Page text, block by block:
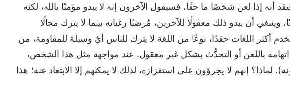
أنه إذا لعن شخصًا ما حقًا، فسيقول الآخرون إنه لا يبدو مؤمنًا بالله، لكنه
أن يبدو ذلك معقولًا للآخرين، مُرضيًا رغباته بينما لا يترك مجالًا
أكثر اللغات حقدًا، نوعًا من اللغة لا يترك للناس أيّ وسيلة للمقاومة، من
اتهامه باللعن أو التحدُّث بشكل غير معقول. عند مواجهة مثل هذا الشخص،
إنهم لا يجرؤون على استفزازه، لذلك لا يمكنهم إلا الابتعاد عنه؛ هذا